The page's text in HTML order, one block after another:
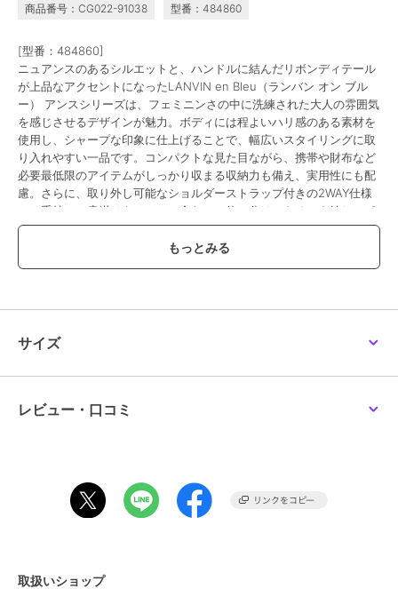
商品番号：CG022-91038 型番：484860
[型番：484860]
ニュアンスのあるシルエットと、ハンドルに結んだリボンディテール
が上品なアクセントになったLANVIN en Bleu（ランバン オン ブル
ー） アンスシリーズは、フェミニンさの中に洗練された大人の雰囲気
を感じさせるデザインが魅力。ボディには程よいハリ感のある素材を
使用し、シャープな印象に仕上げることで、幅広いスタイリングに取
り入れやすい一品です。コンパクトな見た目ながら、携帯や財布など
必要最低限のアイテムがしっかり収まる収納力も備え、実用性にも配
慮。さらに、取り外し可能なショルダーストラップ付きの2WAY仕様
で、手持ちと肩掛けをシーンに合わせて使い分けできるのも嬉しいポ
イントです。普段使いはもちろん、食事会やちょっとしたお出かけな
ど、オンオフ問わず活躍し、大人の女性の装いにさりげない華やかさ
を添えてくれるバッグです。・A4対応（22×31cm)：×・長財布
持ち手高さ:11cm， ショルダーストラップの長さ:110-127cm
バッグ
／ ハンドバッグ
アイボリー、ブラック、シルバー
素材
サイズ
レビュー・口コミ
取扱いショップ